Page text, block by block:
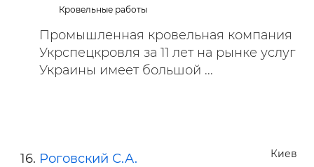
Кровельные работы
Промышленная кровельная компания
Укрспецкровля за 11 лет на рынке услуг
Украины имеет большой ...
Киев
Роговский С.А.